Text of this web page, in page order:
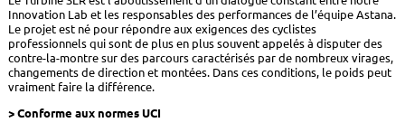
Innovation Lab et les responsables des performances de l’équipe Astana.
Le projet est né pour répondre aux exigences des cyclistes
professionnels qui sont de plus en plus souvent appelés à disputer des
contre-la-montre sur des parcours caractérisés par de nombreux virages,
changements de direction et montées. Dans ces conditions, le poids peut
vraiment faire la différence.
> Conforme aux normes UCI